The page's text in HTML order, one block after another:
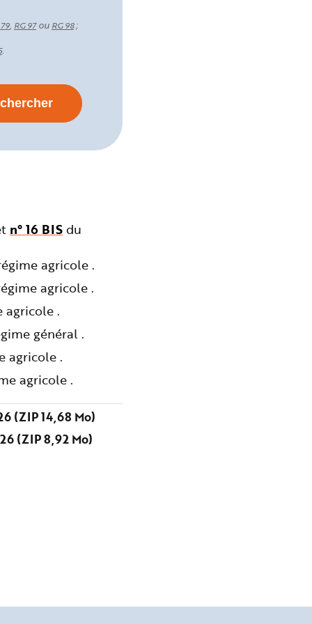
, RG 97ou RG 98;
.
n° 16 BISdu
agricole .
agricole .
.
général .
agricole .
agricole .
(ZIP 14,68 Mo)
(ZIP 8,92 Mo)